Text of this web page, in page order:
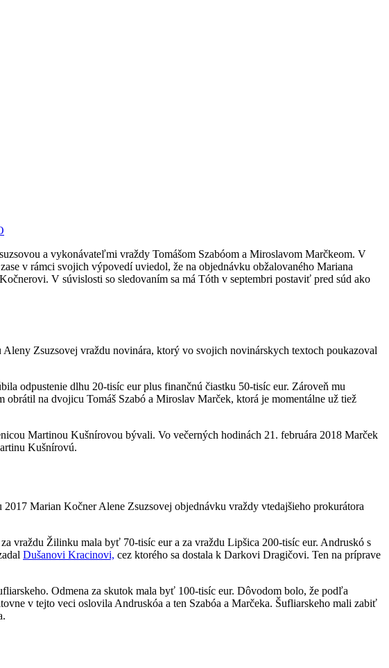
a vykonávateľmi vraždy Tomášom Szabóom a Miroslavom Marčkeom. V
v rámci svojich výpovedí uviedol, že na objednávku obžalovaného Mariana
V súvislosti so sledovaním sa má Tóth v septembri postaviť pred súd ako
Zsuzsovej vraždu novinára, ktorý vo svojich novinárskych textoch poukazoval
odpustenie dlhu 20-tisíc eur plus finančnú čiastku 50-tisíc eur. Zároveň mu
na dvojicu Tomáš Szabó a Miroslav Marček, ktorá je momentálne už tiež
Martinou Kušnírovou bývali. Vo večerných hodinách 21. februára 2018 Marček
Kušnírovú.
Marian Kočner Alene Zsuzsovej objednávku vraždy vtedajšieho prokurátora
vraždu Žilinku mala byť 70-tisíc eur a za vraždu Lipšica 200-tisíc eur. Andruskó s
Dušanovi Kracinovi, cez ktorého sa dostala k Darkovi Dragičovi. Ten na príprave
Odmena za skutok mala byť 100-tisíc eur. Dôvodom bolo, že podľa
v tejto veci oslovila Andruskóa a ten Szabóa a Marčeka. Šufliarskeho mali zabiť